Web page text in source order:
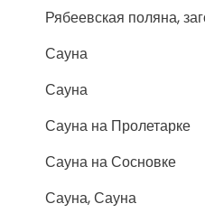
Рябеевская поляна,
Сауна
Сауна
Сауна на Пролетарке
Сауна на Сосновке
Сауна, Сауна